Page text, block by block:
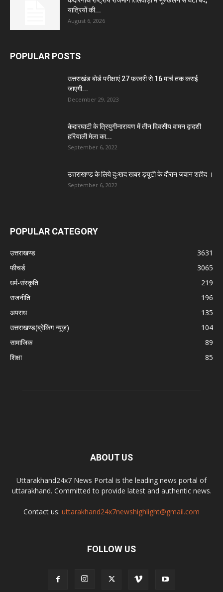
यात्रियों की...
August 6, 2026
POPULAR POSTS
उत्तराखंड बोर्ड परीक्षाएं 27 फ़रवरी से 16 मार्च तक कराई
जाएगी...
December 29, 2023
केदारघाटी के त्रियुगीनारायण में तीन दिवसीय वामन द्वादशी
हरियाली मेला का...
September 6, 2022
उत्तराखण्ड के लिये दुःखद खबर ड्यूटी के दौरान जवान शहीद ।
September 6, 2022
POPULAR CATEGORY
उत्तराखण्ड
3631
फीचर्ड
3065
धर्म-संस्कृति
219
राजनीति
196
अपराध
135
उत्तराखण्ड(ब्रेकिंग न्यूज़)
104
सामाजिक
89
शिक्षा
85
ABOUT US
Uttarakhand24x7 News Portal is the leading news portal of
uttarakhand. Committed to provide latest and authentic news.
Contact us: uttarakhand24x7newshighlight@gmail.com
FOLLOW US